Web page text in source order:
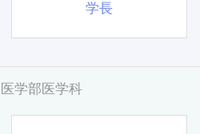
学長
医学部医学科